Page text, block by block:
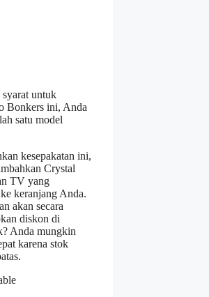
untuk
Bonkers ini, Anda
satu model
kesepakatan ini,
Crystal
TV yang
keranjang Anda.
akan secara
diskon di
Anda mungkin
karena stok